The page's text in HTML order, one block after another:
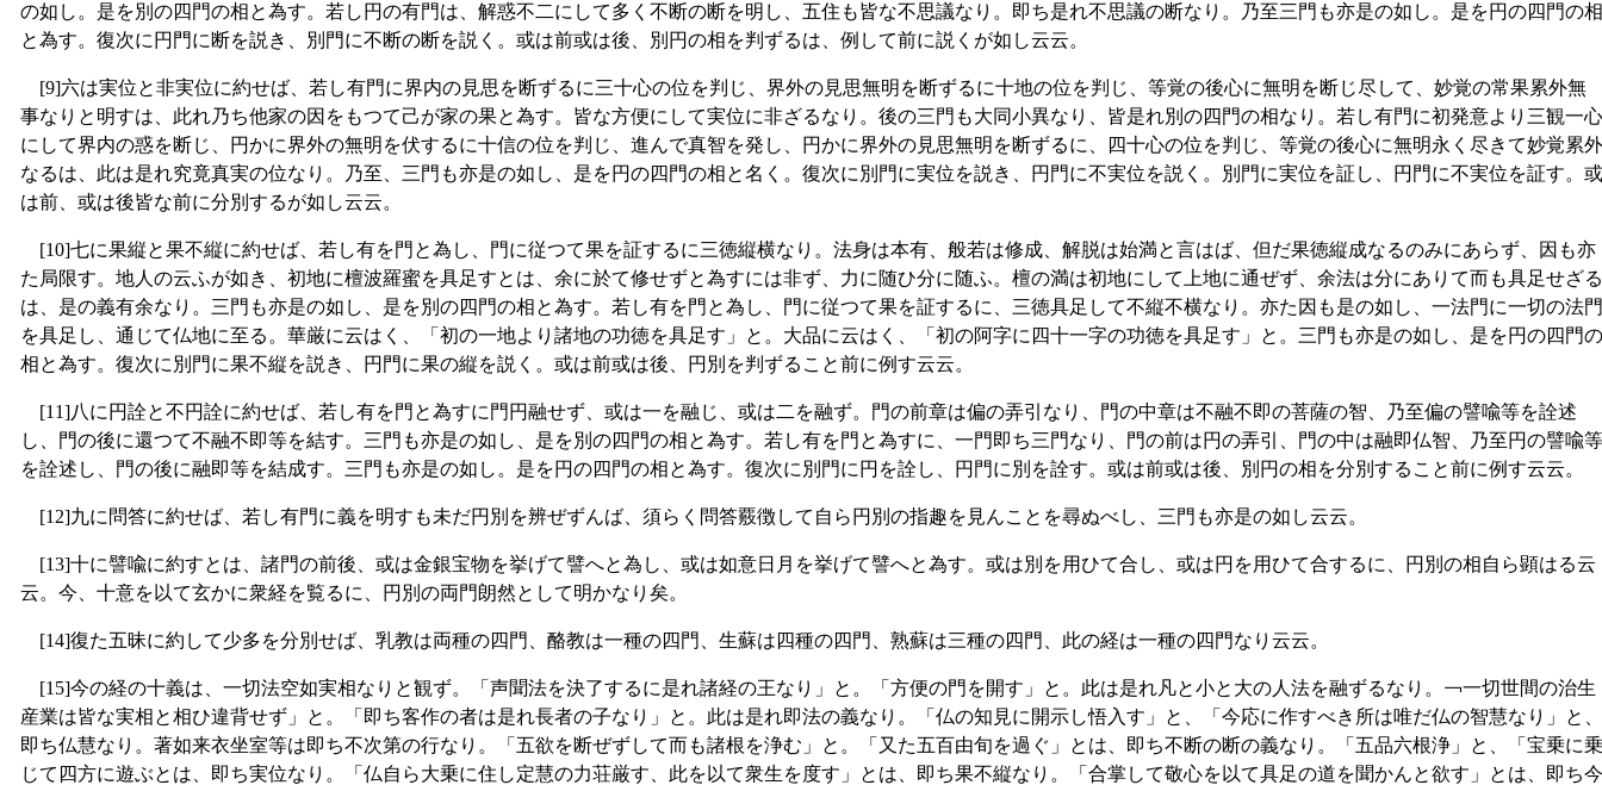
の如し。是を別の四門の相と為す。若し円の有門は、解惑不二にして多く不断の断を明し、五住も皆な不思議なり。即ち是れ不思議の断なり。乃至三門も亦是の如し。是を円の四門の相
と為す。復次に円門に断を説き、別門に不断の断を説く。或は前或は後、別円の相を判ずるは、例して前に説くが如し云云。
[9]六は実位と非実位に約せば、若し有門に界内の見思を断ずるに三十心の位を判じ、界外の見思無明を断ずるに十地の位を判じ、等覚の後心に無明を断じ尽して、妙覚の常果累外無
事なりと明すは、此れ乃ち他家の因をもつて己が家の果と為す。皆な方便にして実位に非ざるなり。後の三門も大同小異なり、皆是れ別の四門の相なり。若し有門に初発意より三観一心
にして界内の惑を断じ、円かに界外の無明を伏するに十信の位を判じ、進んで真智を発し、円かに界外の見思無明を断ずるに、四十心の位を判じ、等覚の後心に無明永く尽きて妙覚累外
なるは、此は是れ究竟真実の位なり。乃至、三門も亦是の如し、是を円の四門の相と名く。復次に別門に実位を説き、円門に不実位を説く。別門に実位を証し、円門に不実位を証す。或
は前、或は後皆な前に分別するが如し云云。
[10]七に果縦と果不縦に約せば、若し有を門と為し、門に従つて果を証するに三徳縦横なり。法身は本有、般若は修成、解脱は始満と言はば、但だ果徳縦成なるのみにあらず、因も亦
た局限す。地人の云ふが如き、初地に檀波羅蜜を具足すとは、余に於て修せずと為すには非ず、力に随ひ分に随ふ。檀の満は初地にして上地に通ぜず、余法は分にありて而も具足せざる
は、是の義有余なり。三門も亦是の如し、是を別の四門の相と為す。若し有を門と為し、門に従つて果を証するに、三徳具足して不縦不横なり。亦た因も是の如し、一法門に一切の法門
を具足し、通じて仏地に至る。華厳に云はく、「初の一地より諸地の功徳を具足す」と。大品に云はく、「初の阿字に四十一字の功徳を具足す」と。三門も亦是の如し、是を円の四門の
相と為す。復次に別門に果不縦を説き、円門に果の縦を説く。或は前或は後、円別を判ずること前に例す云云。
[11]八に円詮と不円詮に約せば、若し有を門と為すに門円融せず、或は一を融じ、或は二を融ず。門の前章は偏の弄引なり、門の中章は不融不即の菩薩の智、乃至偏の譬喩等を詮述
し、門の後に還つて不融不即等を結す。三門も亦是の如し、是を別の四門の相と為す。若し有を門と為すに、一門即ち三門なり、門の前は円の弄引、門の中は融即仏智、乃至円の譬喩等
を詮述し、門の後に融即等を結成す。三門も亦是の如し。是を円の四門の相と為す。復次に別門に円を詮し、円門に別を詮す。或は前或は後、別円の相を分別すること前に例す云云。
[12]九に問答に約せば、若し有門に義を明すも未だ円別を辨ぜずんば、須らく問答覈徴して自ら円別の指趣を見んことを尋ぬべし、三門も亦是の如し云云。
[13]十に譬喩に約すとは、諸門の前後、或は金銀宝物を挙げて譬へと為し、或は如意日月を挙げて譬へと為す。或は別を用ひて合し、或は円を用ひて合するに、円別の相自ら顕はる云
云。今、十意を以て玄かに衆経を覧るに、円別の両門朗然として明かなり矣。
[14]復た五昧に約して少多を分別せば、乳教は両種の四門、酪教は一種の四門、生蘇は四種の四門、熟蘇は三種の四門、此の経は一種の四門なり云云。
[15]今の経の十義は、一切法空如実相なりと観ず。「声聞法を決了するに是れ諸経の王なり」と。「方便の門を開す」と。此は是れ凡と小と大の人法を融ずるなり。￢一切世間の治生
産業は皆な実相と相ひ違背せず」と。「即ち客作の者は是れ長者の子なり」と。此は是れ即法の義なり。「仏の知見に開示し悟入す」と、「今応に作すべき所は唯だ仏の智慧なり」と、
即ち仏慧なり。著如来衣坐室等は即ち不次第の行なり。「五欲を断ぜずして而も諸根を浄む」と。「又た五百由旬を過ぐ」とは、即ち不断の断の義なり。「五品六根浄」と、「宝乗に乗
じて四方に遊ぶとは、即ち実位なり。「仏自ら大乗に住し定慧の力荘厳す、此を以て衆生を度す」とは、即ち果不縦なり。「合掌して敬心を以て具足の道を聞かんと欲す」とは、即ち今